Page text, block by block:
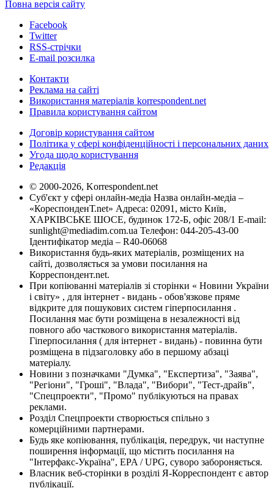
Повна версія сайту
Facebook
Twitter
RSS-стрічки
E-mail розсилка
Контакти
Реклама на сайті
Використання матеріалів korrespondent.net
Правила користування сайтом
Договір користування сайтом
Політика у сфері конфіденційності і персональних даних
Угода щодо користування
Редакція
© 2000-2026, Korrespondent.net
Суб'єкт у сфері онлайн-медіа Назва онлайн-медіа –
«КореспонденТ.net» Адреса: 02091, місто Київ,
ХАРКІВСЬКЕ ШОСЕ, будинок 172-Б, офіс 208/1 E-mail:
sunlight@mediadim.com.ua Телефон: 044-205-43-00
Ідентифікатор медіа – R40-06068
Використання будь-яких матеріалів, розміщених на
сайті, дозволяється за умови посилання на
Корреспондент.net.
При копіюванні матеріалів зі сторінки « Новини України
і світу» , для інтернет - видань - обов'язкове пряме
відкрите для пошукових систем гіперпосилання .
Посилання має бути розміщена в незалежності від
повного або часткового використання матеріалів.
Гіперпосилання ( для інтернет - видань) - повинна бути
розміщена в підзаголовку або в першому абзаці
матеріалу.
Новини з позначками "Думка", "Експертиза", "Заява",
"Регіони", "Гроші", "Влада", "Вибори", "Тест-драйв",
"Спецпроекти", "Промо" публікуються на правах
реклами.
Розділ Спецпроекти створюється спільно з
комерційними партнерами.
Будь яке копіювання, публікація, передрук, чи наступне
поширення інформації, що містить посилання на
"Інтерфакс-Україна", EPA / UPG, суворо забороняється.
Власник веб-сторінки в розділі Я-Корреспондент є автор
публікації.